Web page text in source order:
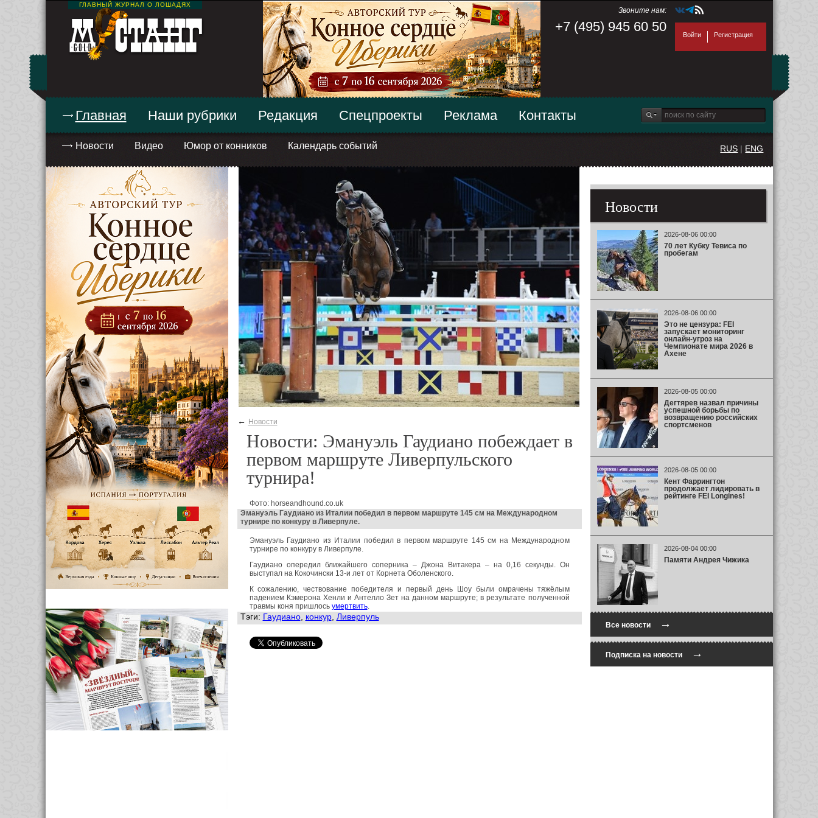
ГЛАВНЫЙ ЖУРНАЛ О ЛОШАДЯХ
Звоните нам:
+7 (495) 945 60 50
Войти Регистрация
Главная
Новости Видео Юмор от конников Календарь событий
Наши рубрики Редакция Спецпроекты Реклама Контакты
RUS | ENG
← Новости
Новости: Эмануэль Гаудиано побеждает в
первом маршруте Ливерпульского
турнира!
Фото: horseandhound.co.uk
Эмануэль Гаудиано из Италии победил в первом маршруте 145 см на Международном
турнире по конкуру в Ливерпуле.
Эмануэль Гаудиано из Италии победил в первом маршруте 145 см на Международном
турнире по конкуру в Ливерпуле.
Гаудиано опередил ближайшего соперника – Джона Витакера – на 0,16 секунды. Он
выступал на Кокочински 13-и лет от Корнета Оболенского.
К сожалению, чествование победителя и первый день Шоу были омрачены тяжёлым
падением Кэмерона Хенли и Антелло Зет на данном маршруте; в результате полученной
травмы коня пришлось умертвить.
Тэги: Гаудиано, конкур, Ливерпуль
Новости
2026-08-06 00:00
70 лет Кубку Тевиса по
пробегам
2026-08-06 00:00
Это не цензура: FEI
запускает мониторинг
онлайн-угроз на
Чемпионате мира 2026 в
Ахене
2026-08-05 00:00
Дегтярев назвал причины
успешной борьбы по
возвращению российских
спортсменов
2026-08-05 00:00
Кент Фаррингтон
продолжает лидировать в
рейтинге FEI Longines!
2026-08-04 00:00
Памяти Андрея Чижика
Все новости→
Подписка на новости→